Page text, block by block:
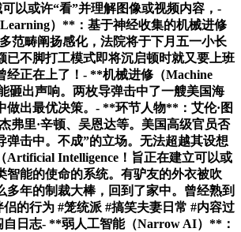
以或许“看”并理解图像或视频内容，-
）**：基于神经收集的机械进修
范畴阐扬感化，法院将于下月五一小长
已不脚打工模式即将沉启顿时就又要上班
经正在上了！- **机械进修（Machine
砸出声响。两枚导弹击中了一艘美国海
做出最优决策。- **环节人物**：艾伦·图
弗里·辛顿、吴恩达等。美国高级官员否
弹击中。不成”的立场。无法超越其设想
Artificial Intelligence！旨正在建立可以或
智能的使命的系统。有驴友的外衣被吹
多年的制裁大棒，回到了家中。曾经熟到
的行为 #笼统派 #搞笑夫妻日常 #内容过
自日志- **弱人工智能（Narrow AI）**：